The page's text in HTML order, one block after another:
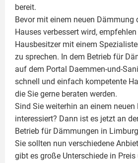
bereit.
Bevor mit einem neuen Dämmung
Hauses verbessert wird,
Hausbesitzer mit einem
zu sprechen. In dem Betrieb für
auf dem Portal Daemmen-und-
schnell und einfach kompetente
die Sie gerne beraten werden.
Sind Sie weiterhin an einem neuen
interessiert? Dann ist es jetzt an
Betrieb für Dämmungen in
Sie sollten nun verschiedene
gibt es große Unterschiede in